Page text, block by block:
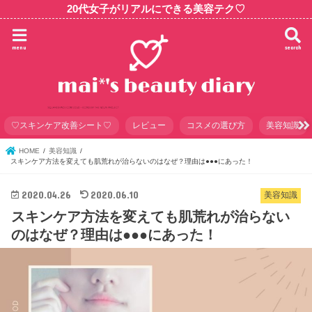
20代女子がリアルにできる美容テク♡
search
menu
♡スキンケア改善シート♡ レビュー コスメの選び方 美容知識
HOME
美容知識
スキンケア方法を変えても肌荒れが治らないのはなぜ？理由は●●●にあった！
美容知識
2020.04.26 2020.06.10
スキンケア方法を変えても肌荒れが治らない
のはなぜ？理由は●●●にあった！